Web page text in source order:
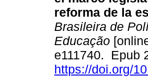
reforma de la
Brasileira de
Educação
e111740. Epub
https://doi.org/